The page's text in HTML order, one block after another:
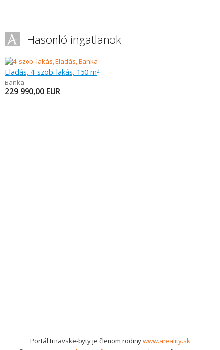
Hasonló ingatlanok
Eladás, 4-szob. lakás, 150 m2
Banka
229 990,00 EUR
Portál trnavske-byty je členom rodinywww.areality.sk